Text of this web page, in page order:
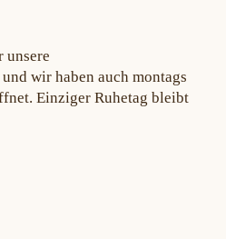
unsere
wir haben auch montags
Einziger Ruhetag bleibt